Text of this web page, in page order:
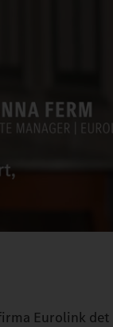
Eurolink det